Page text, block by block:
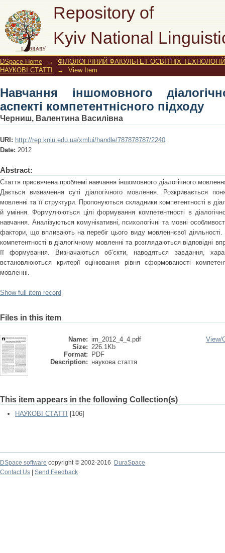
Repository of
Kyiv National
Навчання іншомовного
підходу
DSpace Home →
ФІЛОЛОГІЧНИЙ ФАКУЛЬТЕТ ОСВІТНІХ ТЕХНОЛОГІЙ
НАУКОВІ СТАТТІ
→ View Item
Навчання іншомовного
аспекті компетентнісного підходу
Черниш, Валентина Василівна
URI: http://rep.knlu.edu.ua/xmlui/handle/787878787/2240
Date: 2012
Abstract:
Стаття присвячена проблемі навчання іншомовного діалогічного
Дається визначення суті діалогічного мовлення. Розкривається
мовленні та її структури. Пропонуються складники компетентності в
й уміння. Формулюються цілі формування компетентності в
навчання. Аналізуються комунікативні, психологічні та мовні
фактори, що впливають на перебіг цього виду мовленнєвої
компетентності в діалогічному мовленні та розглядаються відповідні
її формування. Визначаються об’єкти, наводяться завдання,
встановлюються критерії оцінювання рівня сформованості
мовленні.
Show full item record
Files in this item
Name: im_2012_4_4.pdf
Size: 226.1Kb
Format:
PDF
Description: наукова стаття
View/
This item appears in the following Collection(s)
НАУКОВІ СТАТТІ [106]
DSpace software copyright © 2002-2016
DuraSpace
Contact Us
Send Feedback